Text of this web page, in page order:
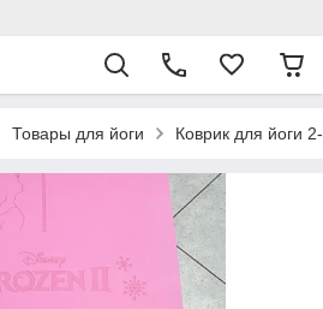
Товары для йоги Коврик для йоги